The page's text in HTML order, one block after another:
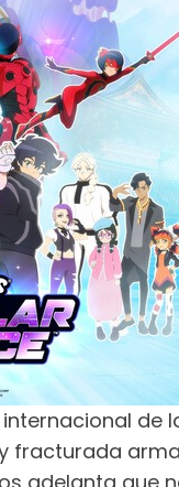
de
fracturada